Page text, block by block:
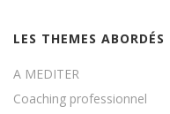
LES THEMES ABORDÉS
A MEDITER
Coaching professionnel